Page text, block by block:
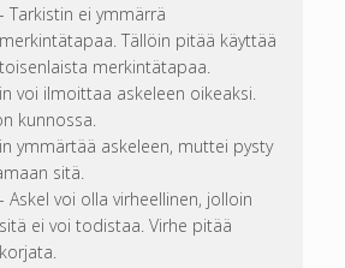
- Tarkistin ei ymmärrä
merkintätapaa. Tällöin pitää käyttää
toisenlaista merkintätapaa.
voi ilmoittaa askeleen oikeaksi.
kunnossa.
ymmärtää askeleen, muttei pysty
sitä.
- Askel voi olla virheellinen, jolloin
sitä ei voi todistaa. Virhe pitää
korjata.